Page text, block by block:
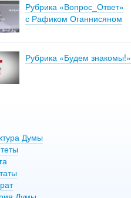
Рубрика «Вопрос_Ответ»
с Рафиком Оганнисяном
Рубрика «Будем знакомы!»
Думы